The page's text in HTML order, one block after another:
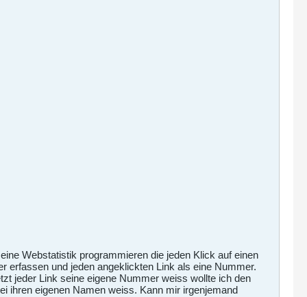
Webstatistik programmieren die jeden Klick auf einen
erfassen und jeden angeklickten Link als eine Nummer.
jeder Link seine eigene Nummer weiss wollte ich den
ihren eigenen Namen weiss. Kann mir irgenjemand